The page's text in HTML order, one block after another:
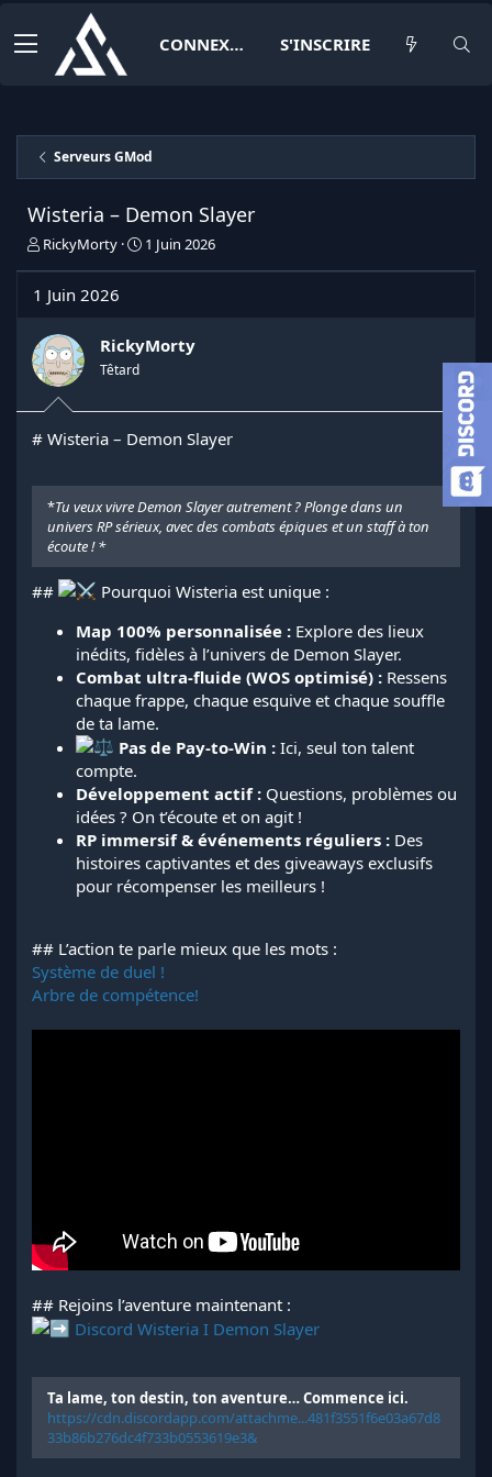
CONNEXION S'INSCRIRE
Serveurs GMod
Wisteria – Demon Slayer
I
t
a
t
e
u
d
a
d
u
RickyMorty
D
e
t
1 Juin 2026
1 Juin 2026
RickyMorty
Têtard
# Wisteria – Demon Slayer
*Tu veux vivre Demon Slayer autrement ? Plonge dans un
univers RP sérieux, avec des combats épiques et un staff à ton
écoute ! *
##
Pourquoi Wisteria est unique :
Map 100% personnalisée : Explore des lieux
inédits, fidèles à l’univers de Demon Slayer.
Combat ultra-fluide (WOS optimisé) : Ressens
chaque frappe, chaque esquive et chaque souffle
de ta lame.
Pas de Pay-to-Win : Ici, seul ton talent
compte.
Développement actif : Questions, problèmes ou
idées ? On t’écoute et on agit !
RP immersif & événements réguliers : Des
histoires captivantes et des giveaways exclusifs
pour récompenser les meilleurs !
## L’action te parle mieux que les mots :
Système de duel !
Arbre de compétence!
## Rejoins l’aventure maintenant :
Discord Wisteria I Demon Slayer
Ta lame, ton destin, ton aventure… Commence ici.
https://cdn.discordapp.com/attachme...481f3551f6e03a67d8
33b86b276dc4f733b0553619e3&